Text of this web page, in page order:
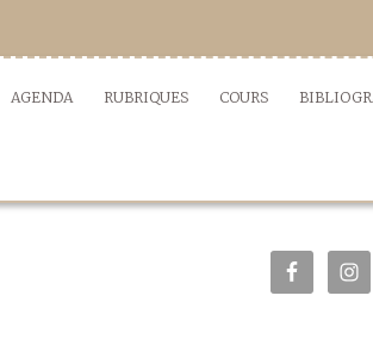
AGENDA RUBRIQUES COURS